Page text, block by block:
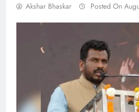
Akshar Bhaskar Posted On